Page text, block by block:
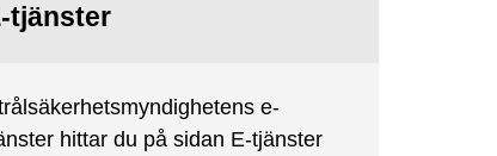
tjänster
e-
hittar du på sidan E-tjänster